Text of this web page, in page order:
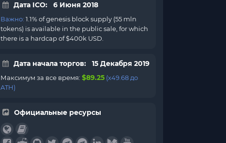
Дата ICO: 6 Июня 2018
Важно: 1.1% of genesis block supply (55 mln
tokens) is available in the public sale, for which
there is a hardcap of $400k USD.
Дата начала торгов: 15 Декабря 2019
Максимум за все время:$89.25 (x49.68 до
ATH)
Официальные ресурсы